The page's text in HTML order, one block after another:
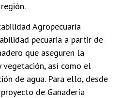
Agropecuaria
pecuaria a partir de
que aseguren la
vegetación, así como el
de agua. Para ello, desde
de Ganadería